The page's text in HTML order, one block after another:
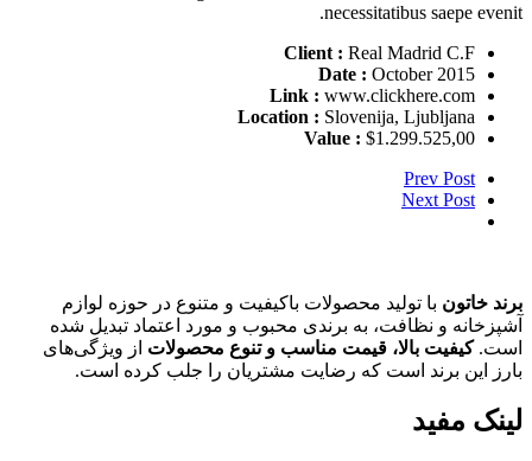
necessitatibus saepe evenit.
Client : Real Madrid C.F
Date : October 2015
Link : www.clickhere.com
Location : Slovenija, Ljubljana
Value : $1.299.525,00
Prev Post
Next Post
برند خاتون با تولید محصولات باکیفیت و متنوع در حوزه لوازم
آشپزخانه و نظافت، به برندی محبوب و مورد اعتماد تبدیل شده
است.کیفیت بالا، قیمت مناسب و تنوع محصولات از ویژگی‌های
بارز این برند است که رضایت مشتریان را جلب کرده است.
لینک مفید